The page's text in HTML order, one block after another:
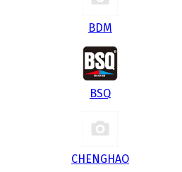
BDM
BSQ
CHENGHAO